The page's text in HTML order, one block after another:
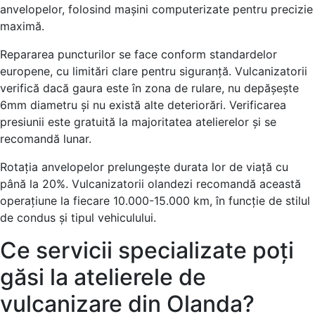
anvelopelor, folosind mașini computerizate pentru precizie
maximă.
Repararea puncturilor se face conform standardelor
europene, cu limitări clare pentru siguranță. Vulcanizatorii
verifică dacă gaura este în zona de rulare, nu depășește
6mm diametru și nu există alte deteriorări. Verificarea
presiunii este gratuită la majoritatea atelierelor și se
recomandă lunar.
Rotația anvelopelor prelungește durata lor de viață cu
până la 20%. Vulcanizatorii olandezi recomandă această
operațiune la fiecare 10.000-15.000 km, în funcție de stilul
de condus și tipul vehiculului.
Ce servicii specializate poți
găsi la atelierele de
vulcanizare din Olanda?